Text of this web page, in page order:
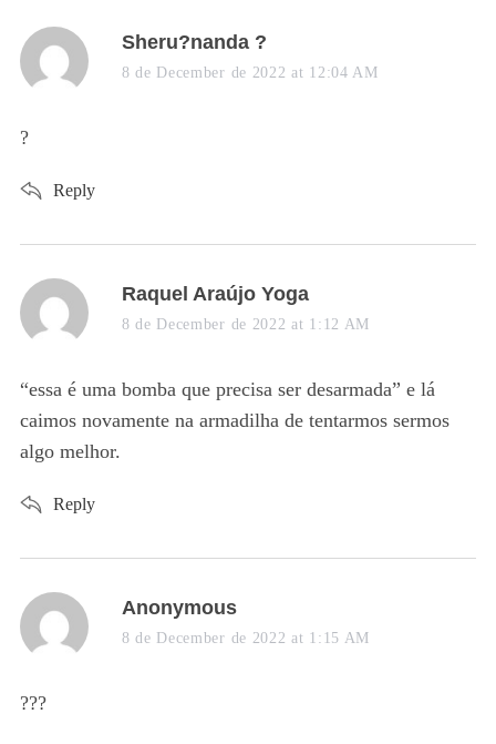
s
a
Sheru?nanda ?
8 de December de 2022 at 12:04 AM
?
Reply
s
a
s
:
Raquel Araújo Yoga
8 de December de 2022 at 1:12 AM
“essa é uma bomba que precisa ser desarmada” e lá
caimos novamente na armadilha de tentarmos sermos
algo melhor.
Reply
s
a
Anonymous
8 de December de 2022 at 1:15 AM
???